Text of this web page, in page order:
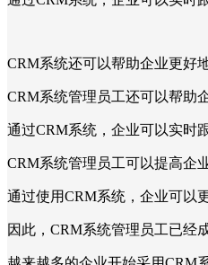
CRM系统还可以帮助企业更好
CRM系统管理员工还可以帮助
通过CRM系统，企业可以实时
CRM系统管理员工可以提高企
通过使用CRM系统，企业可以
因此，CRM系统管理员工已经